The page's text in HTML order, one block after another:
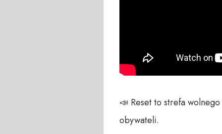
📣 Reset to strefa
obywateli.